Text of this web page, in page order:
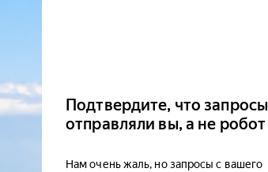
Подтвердите, что запросы
отправляли вы, а не робот
Нам очень жаль, но запросы с вашего